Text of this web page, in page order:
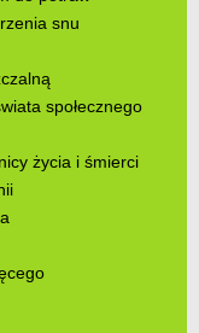
snu
społecznego
życia i śmierci